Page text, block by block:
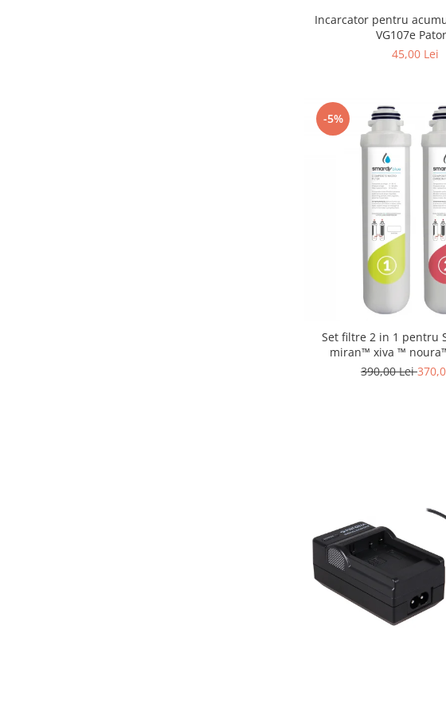
Incarcator pentru
VG107e
45,00 Lei
-5%
Set filtre 2 in 1 pentru
miran™ xiva ™
schimbare la
390,00 Lei